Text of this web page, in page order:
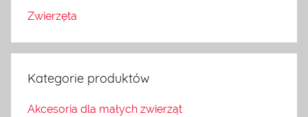
Zwierzęta
Kategorie produktów
Akcesoria dla małych zwierząt